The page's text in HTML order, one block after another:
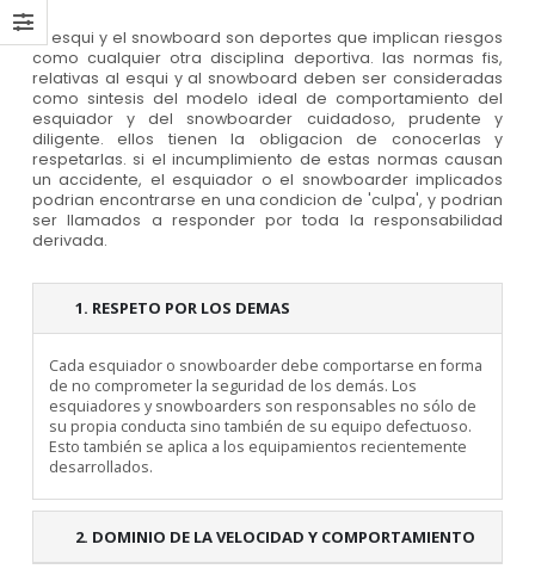
el esqui y el snowboard son deportes que implican riesgos
como cualquier otra disciplina deportiva. las normas fis,
relativas al esqui y al snowboard deben ser consideradas
como sintesis del modelo ideal de comportamiento del
esquiador y del snowboarder cuidadoso, prudente y
diligente. ellos tienen la obligacion de conocerlas y
respetarlas. si el incumplimiento de estas normas causan
un accidente, el esquiador o el snowboarder implicados
podrian encontrarse en una condicion de 'culpa', y podrian
ser llamados a responder por toda la responsabilidad
derivada.
1. RESPETO POR LOS DEMAS
Cada esquiador o snowboarder debe comportarse en forma
de no comprometer la seguridad de los demás. Los
esquiadores y snowboarders son responsables no sólo de
su propia conducta sino también de su equipo defectuoso.
Esto también se aplica a los equipamientos recientemente
desarrollados.
2. DOMINIO DE LA VELOCIDAD Y COMPORTAMIENTO